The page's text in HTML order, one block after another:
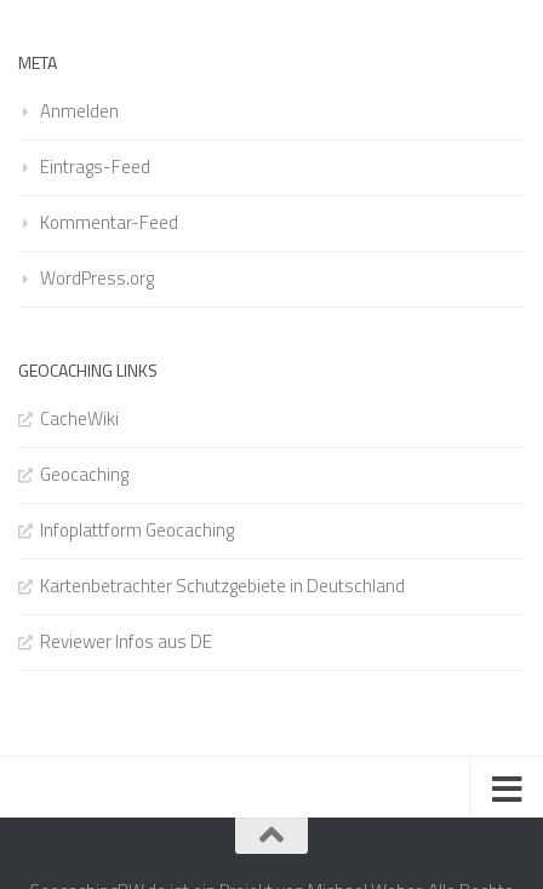
META
Anmelden
Eintrags-Feed
Kommentar-Feed
WordPress.org
GEOCACHING LINKS
CacheWiki
Geocaching
Infoplattform Geocaching
Kartenbetrachter Schutzgebiete in Deutschland
Reviewer Infos aus DE